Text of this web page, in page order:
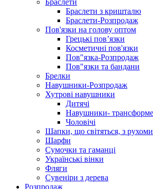
Браслети
Браслети з кришталю
Браслети-Розпродаж
Пов'язки на голову оптом
Грецькі пов’язки
Косметичні пов'язки
Пов"язка-Розпродаж
Пов"язки та бандани
Брелки
Навушники-Розпродаж
Хутрові навушники
Дитячі
Навушники-
Чоловічі
Шапки, що світяться, з
Шарфи
Сумочки та гаманці
Українські вінки
Фляги
Сувеніри з дерева
Розпродаж